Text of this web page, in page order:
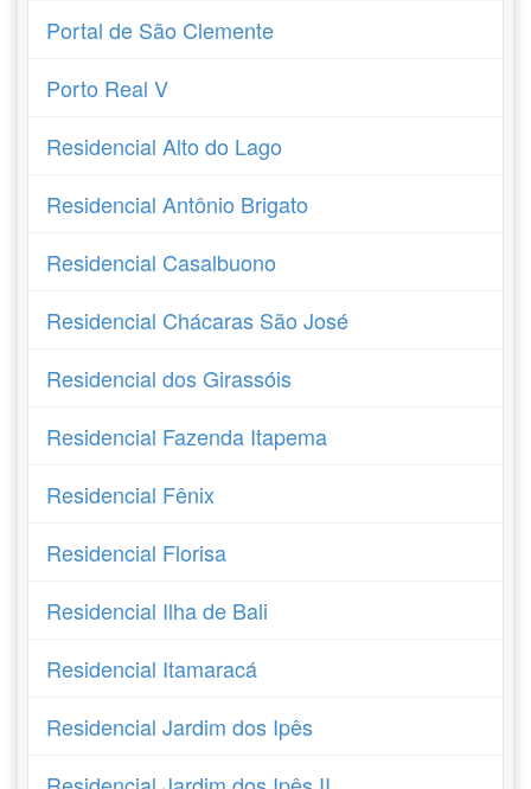
Portal de São Clemente
Porto Real V
Residencial Alto do Lago
Residencial Antônio Brigato
Residencial Casalbuono
Residencial Chácaras São José
Residencial dos Girassóis
Residencial Fazenda Itapema
Residencial Fênix
Residencial Florisa
Residencial Ilha de Bali
Residencial Itamaracá
Residencial Jardim dos Ipês